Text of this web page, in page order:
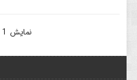
نمایش 1 تا 2 از 2 (1 صفحه )